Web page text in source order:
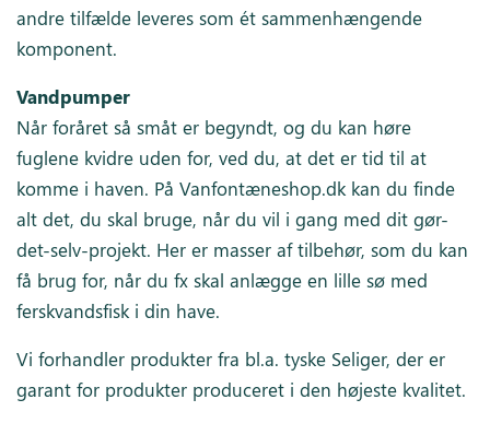
andre tilfælde leveres som ét sammenhængende
komponent.
Vandpumper
Når foråret så småt er begyndt, og du kan høre
fuglene kvidre uden for, ved du, at det er tid til at
komme i haven. På Vanfontæneshop.dk kan du finde
alt det, du skal bruge, når du vil i gang med dit gør-
det-selv-projekt. Her er masser af tilbehør, som du kan
få brug for, når du fx skal anlægge en lille sø med
ferskvandsfisk i din have.
Vi forhandler produkter fra bl.a. tyske Seliger, der er
garant for produkter produceret i den højeste kvalitet.